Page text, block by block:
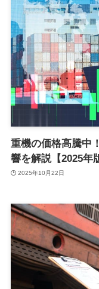
重機の価格高騰中
響を解説【2025年
2025年10月22日